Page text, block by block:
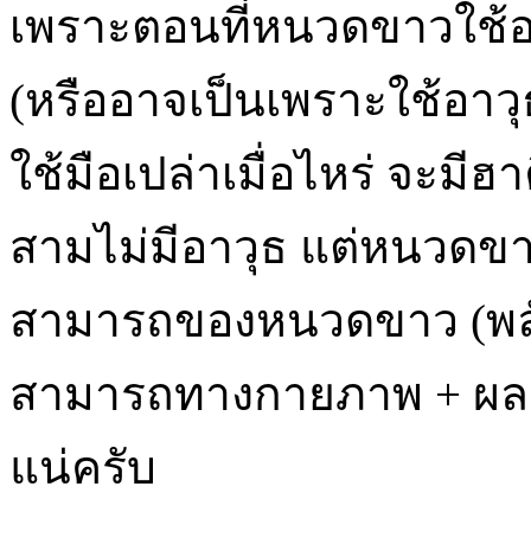
เพราะตอนที่หนวดขาวใช้
(หรืออาจเป็นเพราะใช้อา
ใช้มือเปล่าเมื่อไหร่ จะมีฮ
สามไม่มีอาวุธ แต่หนวดข
สามารถของหนวดขาว (
สามารถทางกายภาพ + ผ
แน่ครับ